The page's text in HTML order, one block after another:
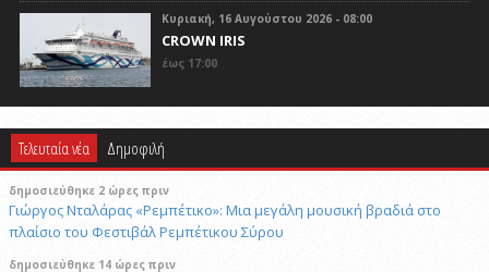
Κυριακή, 16 Αυγούστου 2026 - 08:00
CROWN IRIS
έως 17:00
Τελευταία νέα Δημοφιλή
δημοσιεύθηκε 2 ώρες πριν
Γιώργος Νταλάρας «Ρεμπέτικο»: Μια μεγάλη μουσική βραδιά στο
πλαίσιο του Φεστιβάλ Ρεμπέτικου Σύρου
δημοσιεύθηκε 14 ώρες πριν